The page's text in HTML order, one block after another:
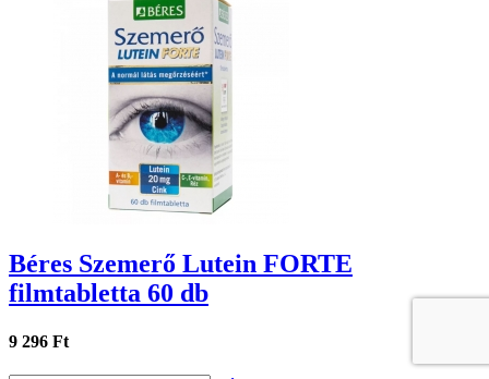
Béres Szemerő Lutein FORTE
filmtabletta 60 db
9 296 Ft